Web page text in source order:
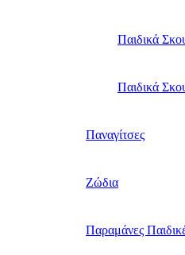
Παιδικά
Παιδικά
Παναγίτσες
Ζώδια
Παραμάνες